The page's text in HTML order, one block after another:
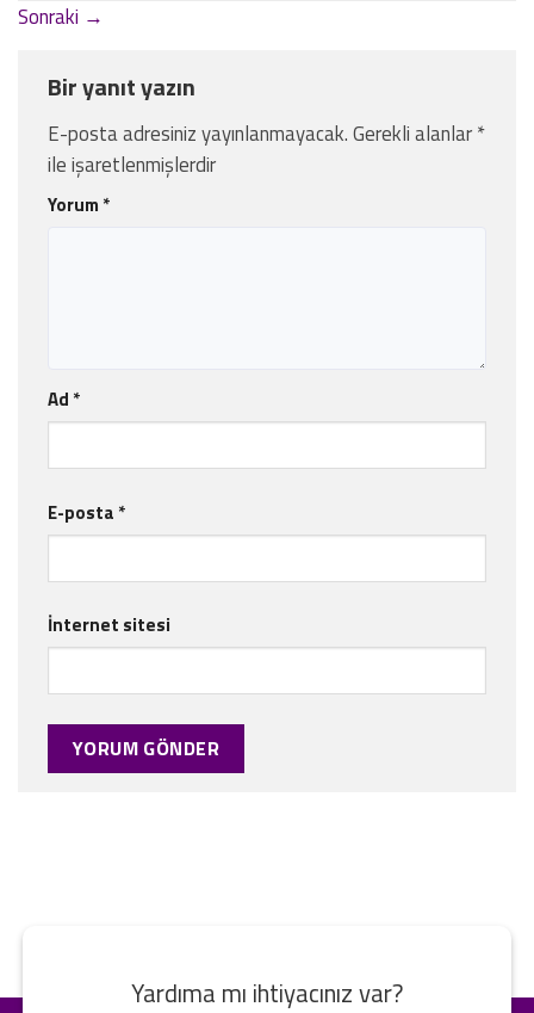
Sonraki →
Bir yanıt yazın
E-posta adresiniz yayınlanmayacak.Gerekli alanlar*
ile işaretlenmişlerdir
Yorum *
Ad *
E-posta *
İnternet sitesi
Yardıma mı ihtiyacınız var?